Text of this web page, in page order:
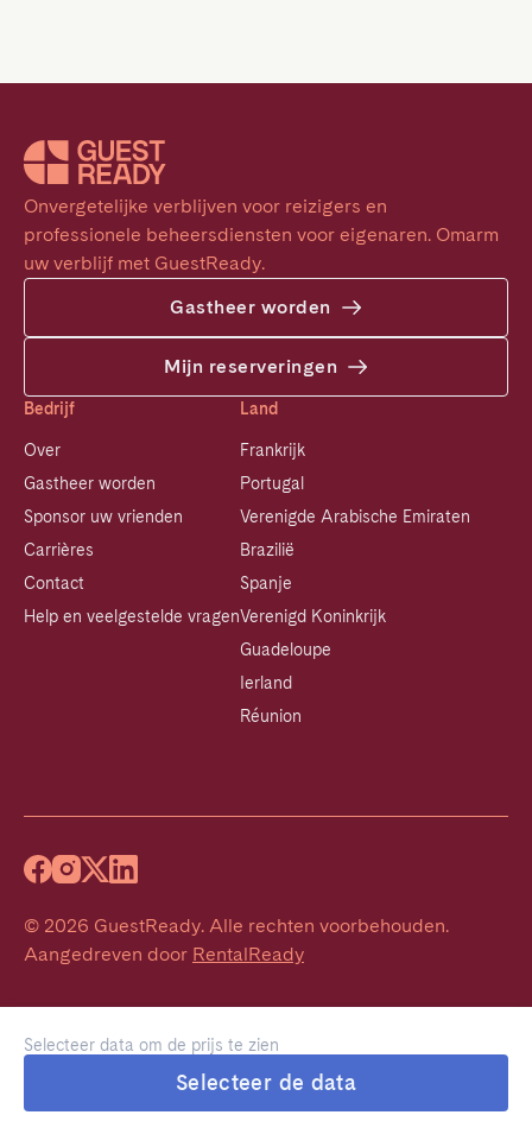
Selecteer data om de prijs te zien
Selecteer de data
Onvergetelijke verblijven voor reizigers en
professionele beheersdiensten voor eigenaren. Omarm
uw verblijf met GuestReady.
Gastheer worden
Mijn reserveringen
Bedrijf
Over
Gastheer worden
Sponsor uw vrienden
Carrières
Contact
Help en veelgestelde vragen
Land
Frankrijk
Portugal
Verenigde Arabische Emiraten
Brazilië
Spanje
Verenigd Koninkrijk
Guadeloupe
Ierland
Réunion
© 2026 GuestReady. Alle rechten voorbehouden.
Aangedreven door RentalReady